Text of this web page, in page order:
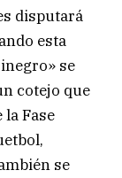
disputará
esta
se
cotejo que
Fase
se